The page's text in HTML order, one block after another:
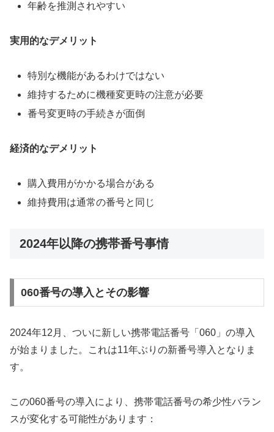
年齢を推測されやすい
実用的なデメリット
特別な機能があるわけではない
維持するために機種変更時の注意が必要
番号変更時の手続きが面倒
経済的なデメリット
購入費用がかかる場合がある
維持費用は通常の番号と同じ
2024年以降の携帯番号事情
060番号の導入とその影響
2024年12月、ついに新しい携帯電話番号「060」の導入
が始まりました。これは11年ぶりの新番号導入となりま
す。
この060番号の導入により、携帯電話番号の希少性バラン
スが変化する可能性があります：